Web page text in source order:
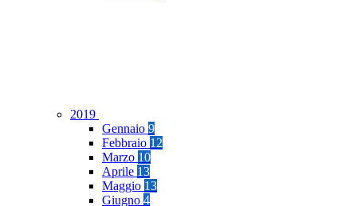
2019
Gennaio 9
Febbraio 12
Marzo 10
Aprile 13
Maggio 13
Giugno 4